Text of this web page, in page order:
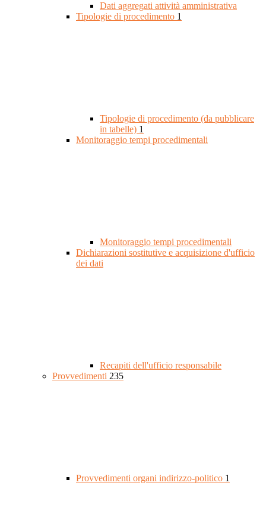
Dati aggregati attività amministrativa
Tipologie di procedimento 1
Tipologie di procedimento (da pubblicare
in tabelle) 1
Monitoraggio tempi procedimentali
Monitoraggio tempi procedimentali
Dichiarazioni sostitutive e acquisizione d'ufficio
dei dati
Recapiti dell'ufficio responsabile
Provvedimenti 235
Provvedimenti organi indirizzo-politico 1